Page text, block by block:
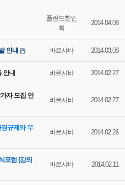
폴란드한인
회
2014.04.08
안내 바르샤바 2014.03.08
안내 바르샤바 2014.02.27
자 모집 안
바르샤바 2014.02.27
규제와 우
바르샤바 2014.02.26
포럼 (강의
바르샤바 2014.02.11